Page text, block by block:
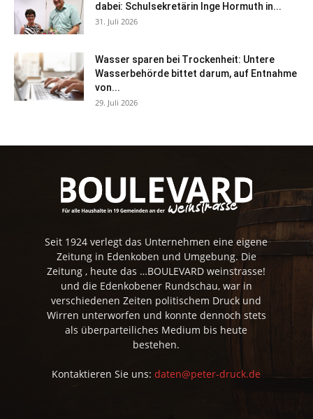
dabei: Schulsekretärin Inge Hormuth in...
31. Juli 2026
Wasser sparen bei Trockenheit: Untere
Wasserbehörde bittet darum, auf Entnahme
von...
29. Juli 2026
Seit 1924 verlegt das Unternehmen eine eigene
Zeitung in Edenkoben und Umgebung. Die
Zeitung , heute das …BOULEVARD weinstrasse!
und die Edenkobener Rundschau, war in
verschiedenen Zeiten politischem Druck und
Wirren unterworfen und konnte dennoch stets
als überparteiliches Medium bis heute
bestehen.
Kontaktieren Sie uns:daten@peter-druck.de